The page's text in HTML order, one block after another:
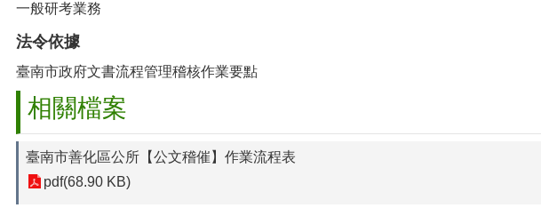
一般研考業務
法令依據
臺南市政府文書流程管理稽核作業要點
相關檔案
臺南市善化區公所【公文稽催】作業流程表
pdf(68.90 KB)